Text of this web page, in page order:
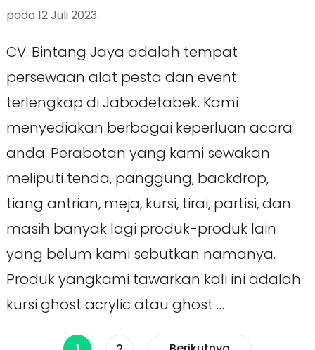
pada 12 Juli 2023
CV. Bintang Jaya adalah tempat
persewaan alat pesta dan event
terlengkap di Jabodetabek. Kami
menyediakan berbagai keperluan acara
anda. Perabotan yang kami sewakan
meliputi tenda, panggung, backdrop,
tiang antrian, meja, kursi, tirai, partisi, dan
masih banyak lagi produk-produk lain
yang belum kami sebutkan namanya.
Produk yangkami tawarkan kali ini adalah
kursi ghost acrylic atau ghost …